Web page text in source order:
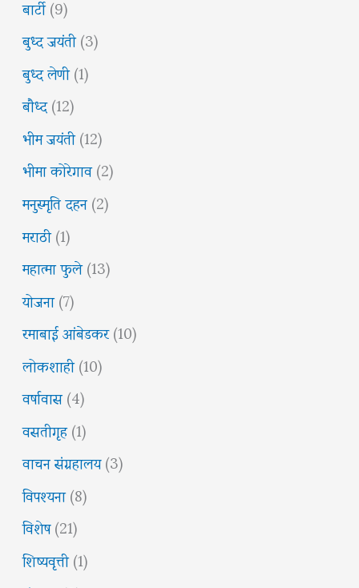
बुध्द जयंती(3)
बुध्द लेणी(1)
बौध्द(12)
भीम जयंती(12)
भीमा कोरेगाव(2)
मनुस्मृति दहन(2)
मराठी(1)
महात्मा फुले(13)
योजना(7)
रमाबाई आंबेडकर(10)
लोकशाही(10)
वर्षावास(4)
वसतीगृह(1)
वाचन संग्रहालय(3)
विपश्यना(8)
विशेष(21)
शिष्यवृत्ती(1)